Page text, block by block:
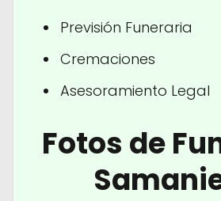
Previsión Funeraria
Cremaciones
Asesoramiento Legal
Fotos de